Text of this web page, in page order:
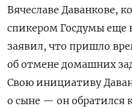
Вячеславе Даванкове,
спикером Госдумы еще
заявил, что пришло
об отмене домашних
Свою инициативу
о сыне — он обратился